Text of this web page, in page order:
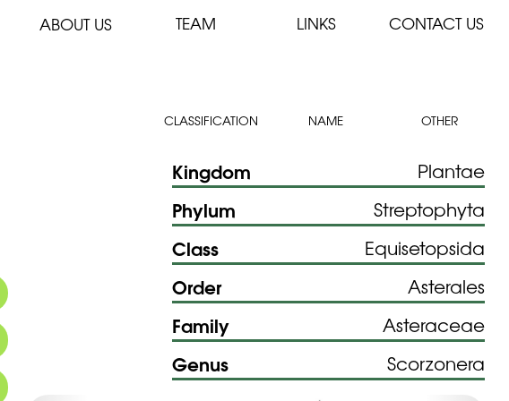
ABOUT US TEAM LINKS CONTACT US
CLASSIFICATION NAME OTHER
Kingdom Plantae
Phylum Streptophyta
Class Equisetopsida
Order Asterales
Family Asteraceae
Genus Scorzonera